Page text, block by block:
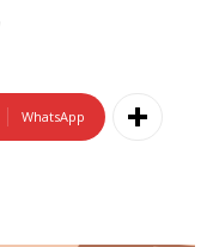
WhatsApp